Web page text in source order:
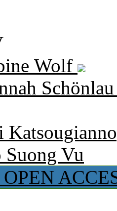
Wolf
Suong Vu